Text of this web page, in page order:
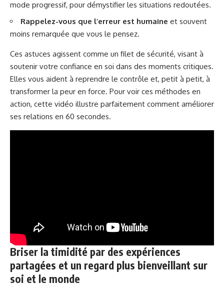
mode progressif, pour démystifier les situations redoutées.
Rappelez-vous que l’erreur est humaine et souvent
moins remarquée que vous le pensez.
Ces astuces agissent comme un filet de sécurité, visant à
soutenir votre confiance en soi dans des moments critiques.
Elles vous aident à reprendre le contrôle et, petit à petit, à
transformer la peur en force. Pour voir ces méthodes en
action, cette vidéo illustre parfaitement comment améliorer
ses relations en 60 secondes.
Briser la timidité par des expériences
partagées et un regard plus bienveillant sur
soi et le monde